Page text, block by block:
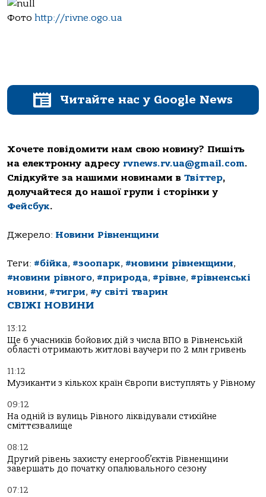
Фото http://rivne.ogo.ua
Читайте нас у Google News
Хочете повідомити нам свою новину? Пишіть
на електронну адресу rvnews.rv.ua@gmail.com.
Слідкуйте за нашими новинами в Твіттер,
долучайтеся до нашої групи і сторінки у
Фейсбук.
Джерело: Новини Рівненщини
Теги: #бійка, #зоопарк, #новини рівненщини,
#новини рівного, #природа, #рівне, #рівненські
новини, #тигри, #у світі тварин
СВІЖІ НОВИНИ
13:12
Ще 6 учасників бойових дій з числа ВПО в Рівненській
області отримають житлові ваучери по 2 млн гривень
11:12
Музиканти з кількох країн Європи виступлять у Рівному
09:12
На одній із вулиць Рівного ліквідували стихійне
сміттєзвалище
08:12
Другий рівень захисту енергооб’єктів Рівненщини
завершать до початку опалювального сезону
07:12